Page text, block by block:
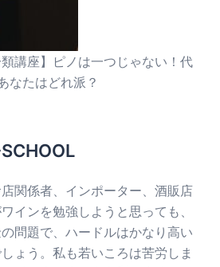
類講座】ピノは一つじゃない！代
なたはどれ派？
関係者、インポーター、酒販店
インを勉強しようと思っても、
問題で、ハードルはかなり高い
ょう。私も若いころは苦労しま